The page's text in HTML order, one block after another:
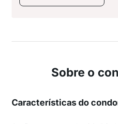
Sobre o
Características do